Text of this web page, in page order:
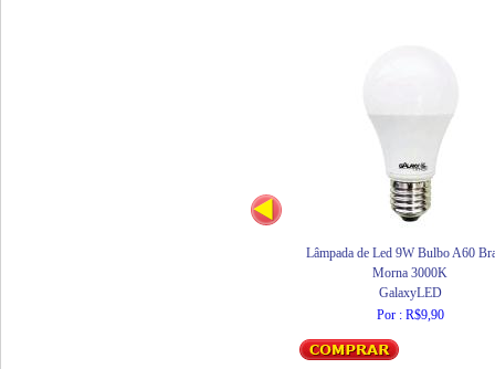
Lâmpada de Led 9W Bulbo A60
Morna 3000K
GalaxyLED
Por : R$9,90